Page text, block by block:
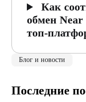
Как
обмен
топ-
Блог и новости
Последние